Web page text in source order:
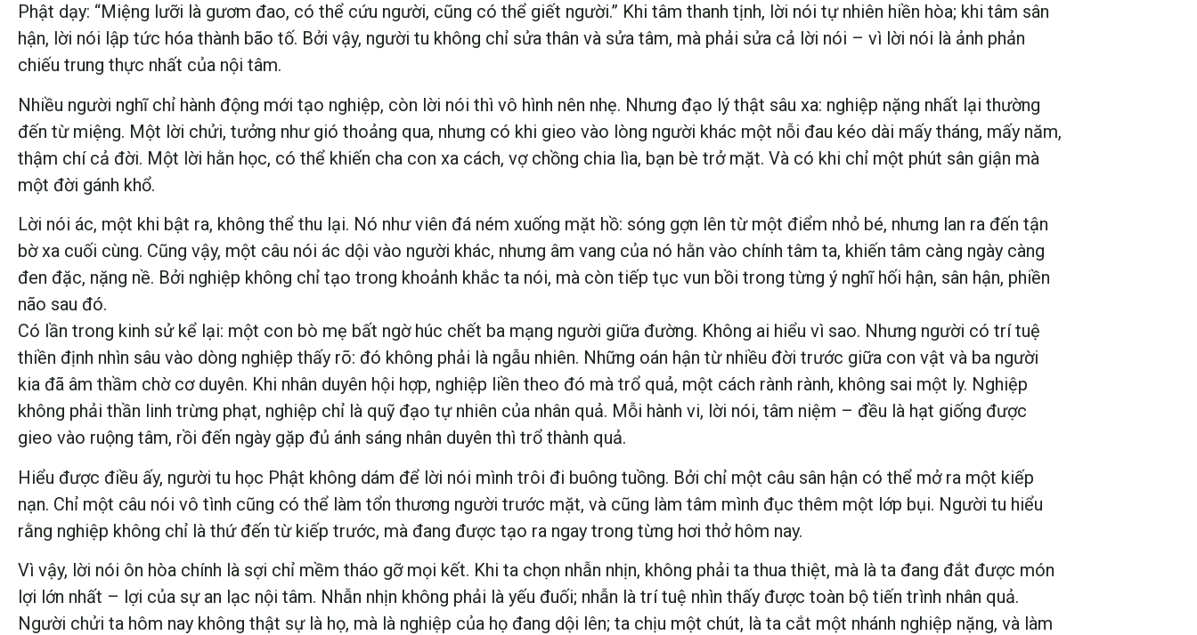
Phật dạy: “Miệng lưỡi là gươm đao, có thể cứu người, cũng có thể giết người.” Khi tâm thanh tịnh, lời nói tự nhiên hiền hòa; khi tâm sân
hận, lời nói lập tức hóa thành bão tố. Bởi vậy, người tu không chỉ sửa thân và sửa tâm, mà phải sửa cả lời nói – vì lời nói là ảnh phản
chiếu trung thực nhất của nội tâm.
Nhiều người nghĩ chỉ hành động mới tạo nghiệp, còn lời nói thì vô hình nên nhẹ. Nhưng đạo lý thật sâu xa: nghiệp nặng nhất lại thường
đến từ miệng. Một lời chửi, tưởng như gió thoảng qua, nhưng có khi gieo vào lòng người khác một nỗi đau kéo dài mấy tháng, mấy năm,
thậm chí cả đời. Một lời hằn học, có thể khiến cha con xa cách, vợ chồng chia lìa, bạn bè trở mặt. Và có khi chỉ một phút sân giận mà
một đời gánh khổ.
Lời nói ác, một khi bật ra, không thể thu lại. Nó như viên đá ném xuống mặt hồ: sóng gợn lên từ một điểm nhỏ bé, nhưng lan ra đến tận
bờ xa cuối cùng. Cũng vậy, một câu nói ác dội vào người khác, nhưng âm vang của nó hằn vào chính tâm ta, khiến tâm càng ngày càng
đen đặc, nặng nề. Bởi nghiệp không chỉ tạo trong khoảnh khắc ta nói, mà còn tiếp tục vun bồi trong từng ý nghĩ hối hận, sân hận, phiền
não sau đó.
Có lần trong kinh sử kể lại: một con bò mẹ bất ngờ húc chết ba mạng người giữa đường. Không ai hiểu vì sao. Nhưng người có trí tuệ
thiền định nhìn sâu vào dòng nghiệp thấy rõ: đó không phải là ngẫu nhiên. Những oán hận từ nhiều đời trước giữa con vật và ba người
kia đã âm thầm chờ cơ duyên. Khi nhân duyên hội hợp, nghiệp liền theo đó mà trổ quả, một cách rành rành, không sai một ly. Nghiệp
không phải thần linh trừng phạt, nghiệp chỉ là quỹ đạo tự nhiên của nhân quả. Mỗi hành vi, lời nói, tâm niệm – đều là hạt giống được
gieo vào ruộng tâm, rồi đến ngày gặp đủ ánh sáng nhân duyên thì trổ thành quả.
Hiểu được điều ấy, người tu học Phật không dám để lời nói mình trôi đi buông tuồng. Bởi chỉ một câu sân hận có thể mở ra một kiếp
nạn. Chỉ một câu nói vô tình cũng có thể làm tổn thương người trước mặt, và cũng làm tâm mình đục thêm một lớp bụi. Người tu hiểu
rằng nghiệp không chỉ là thứ đến từ kiếp trước, mà đang được tạo ra ngay trong từng hơi thở hôm nay.
Vì vậy, lời nói ôn hòa chính là sợi chỉ mềm tháo gỡ mọi kết. Khi ta chọn nhẫn nhịn, không phải ta thua thiệt, mà là ta đang đắt được món
lợi lớn nhất – lợi của sự an lạc nội tâm. Nhẫn nhịn không phải là yếu đuối; nhẫn là trí tuệ nhìn thấy được toàn bộ tiến trình nhân quả.
Người chửi ta hôm nay không thật sự là họ, mà là nghiệp của họ đang dội lên; ta chịu một chút, là ta cắt một nhánh nghiệp nặng, và làm